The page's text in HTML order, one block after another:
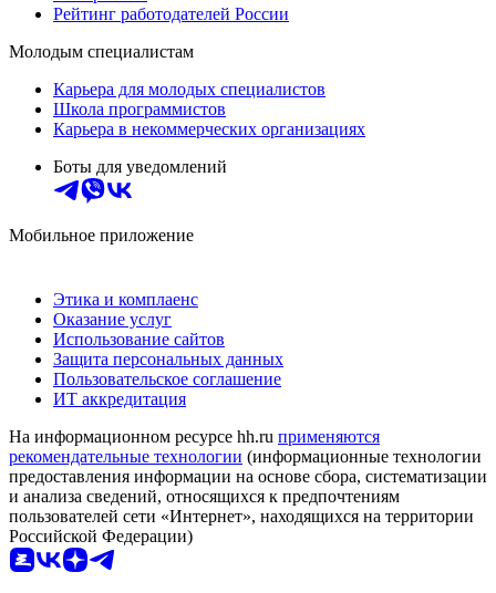
Рейтинг работодателей России
Молодым специалистам
Карьера для молодых специалистов
Школа программистов
Карьера в некоммерческих организациях
Боты для уведомлений
Мобильное приложение
Этика и комплаенс
Оказание услуг
Использование сайтов
Защита персональных данных
Пользовательское соглашение
ИТ аккредитация
На информационном ресурсе hh.ru применяются
рекомендательные технологии (информационные технологии
предоставления информации на основе сбора, систематизации
и анализа сведений, относящихся к предпочтениям
пользователей сети «Интернет», находящихся на территории
Российской Федерации)